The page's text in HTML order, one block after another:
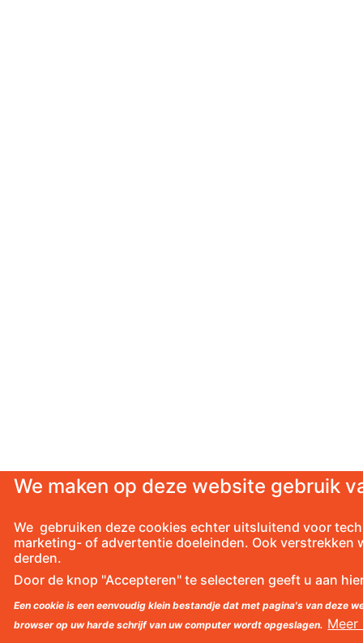
We maken op deze website gebruik
We gebruiken deze cookies echter uitsluitend voor
marketing- of advertentie doeleinden. Ook verstrekken
derden.
Door de knop "Accepteren" te selecteren geeft u aan
Een cookie is een eenvoudig klein bestandje dat met pagina's van deze
browser op uw harde schrijf van uw computer wordt opgeslagen.